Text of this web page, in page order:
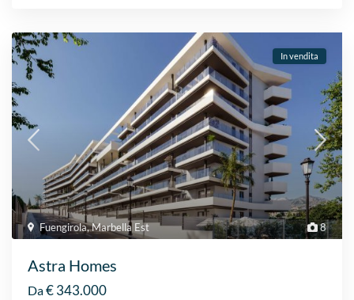
8
Fuengirola,Marbella Est
In vendita
Astra Homes
Da€ 343.000